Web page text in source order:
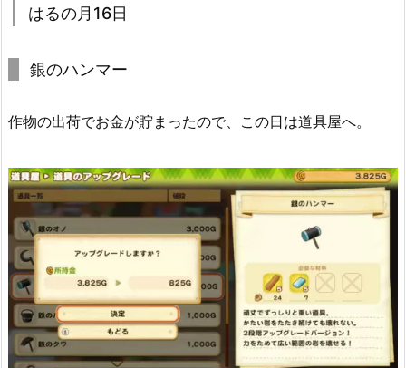
はるの月16日
銀のハンマー
作物の出荷でお金が貯まったので、この日は道具屋へ。